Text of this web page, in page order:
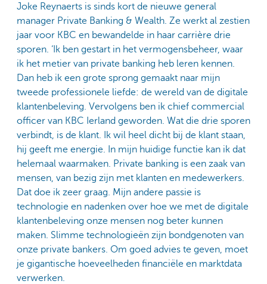
Joke Reynaerts is sinds kort de nieuwe general
manager Private Banking & Wealth. Ze werkt al zestien
jaar voor KBC en bewandelde in haar carrière drie
sporen. ‘Ik ben gestart in het vermogensbeheer, waar
ik het metier van private banking heb leren kennen.
Dan heb ik een grote sprong gemaakt naar mijn
tweede professionele liefde: de wereld van de digitale
klantenbeleving. Vervolgens ben ik chief commercial
officer van KBC Ierland geworden. Wat die drie sporen
verbindt, is de klant. Ik wil heel dicht bij de klant staan,
hij geeft me energie. In mijn huidige functie kan ik dat
helemaal waarmaken. Private banking is een zaak van
mensen, van bezig zijn met klanten en medewerkers.
Dat doe ik zeer graag. Mijn andere passie is
technologie en nadenken over hoe we met de digitale
klantenbeleving onze mensen nog beter kunnen
maken. Slimme technologieën zijn bondgenoten van
onze private bankers. Om goed advies te geven, moet
je gigantische hoeveelheden financiële en marktdata
verwerken.